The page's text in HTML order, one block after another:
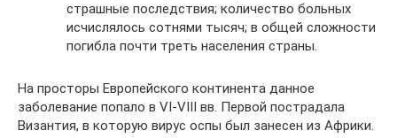
страшные последствия; количество больных
исчислялось сотнями тысяч; в общей сложности
погибла почти треть населения страны.
На просторы Европейского континента данное
заболевание попало в VI-VIII вв. Первой пострадала
Византия, в которую вирус оспы был занесен из Африки.